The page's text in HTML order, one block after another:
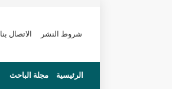
شروط النشر الاتصال بنا
الرئيسية مجلة الباحث